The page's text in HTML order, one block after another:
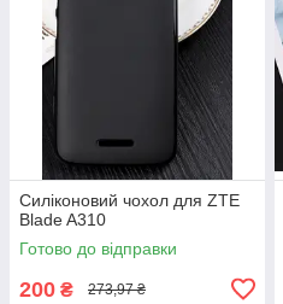
Силіконовий чохол для ZTE
Blade A310
Готово до відправки
200 ₴ 273,97 ₴